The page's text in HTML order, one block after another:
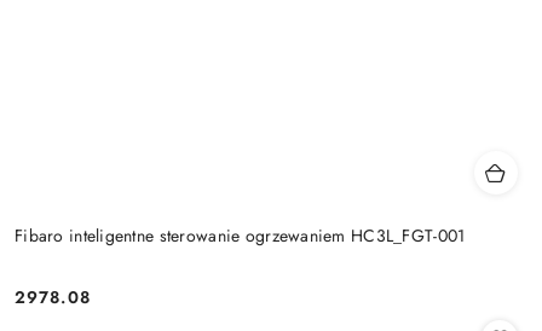
Fibaro inteligentne sterowanie ogrzewaniem HC3L_FGT-001
Cena:
2978.08